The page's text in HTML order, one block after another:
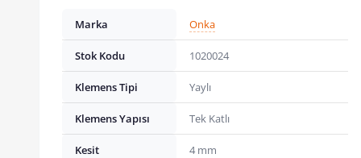
Marka Onka
Stok Kodu 1020024
Klemens Tipi Yaylı
Klemens Yapısı Tek Katlı
Kesit 4 mm